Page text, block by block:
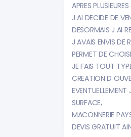
APRES
J AI DECIDE DE
DESORMAIS J AI
J AVAIS ENVIS DE
PERMET DE
JE FAIS TOUT
CREATION D
SURFACE,
MACONNERIE
DEVIS GRATUIT